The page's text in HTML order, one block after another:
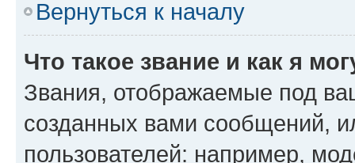
Вернуться к началу
Что такое звание и как я
Звания, отображаемые под
созданных вами сообщений,
пользователей: например,